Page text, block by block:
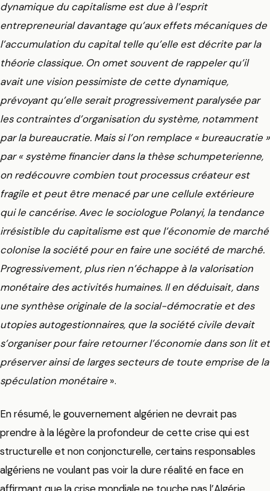
dynamique du capitalisme est due à l’esprit
entrepreneurial davantage qu’aux effets mécaniques de
l’accumulation du capital telle qu’elle est décrite par la
théorie classique. On omet souvent de rappeler qu’il
avait une vision pessimiste de cette dynamique,
prévoyant qu’elle serait progressivement paralysée par
les contraintes d’organisation du système, notamment
par la bureaucratie. Mais si l’on remplace « bureaucratie »
par « système financier dans la thèse schumpeterienne,
on redécouvre combien tout processus créateur est
fragile et peut être menacé par une cellule extérieure
qui le cancérise. Avec le sociologue Polanyi, la tendance
irrésistible du capitalisme est que l’économie de marché
colonise la société pour en faire une société de marché.
Progressivement, plus rien n’échappe à la valorisation
monétaire des activités humaines. Il en déduisait, dans
une synthèse originale de la social-démocratie et des
utopies autogestionnaires, que la société civile devait
s’organiser pour faire retourner l’économie dans son lit et
préserver ainsi de larges secteurs de toute emprise de la
spéculation monétaire».
En résumé, le gouvernement algérien ne devrait pas
prendre à la légère la profondeur de cette crise qui est
structurelle et non conjoncturelle, certains responsables
algériens ne voulant pas voir la dure réalité en face en